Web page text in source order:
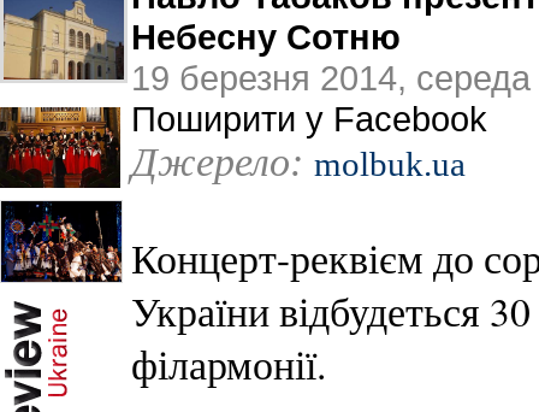
Небесну Сотню
19 березня 2014, середа
Поширити у Facebook
Джерело: molbuk.ua
Концерт-реквієм до
України відбудеться
філармонії.